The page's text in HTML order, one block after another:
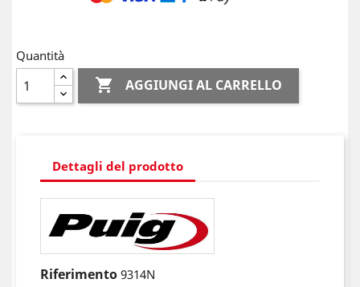
Quantità
 AGGIUNGI AL CARRELLO
Dettagli del prodotto
Riferimento 9314N